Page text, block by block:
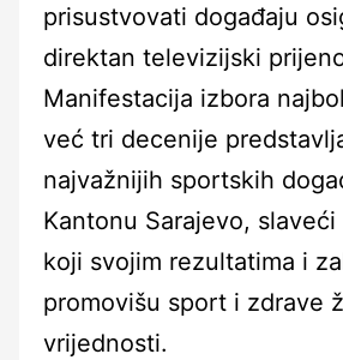
prisustvovati događaju
direktan televizijski
Manifestacija izbora
već tri decenije
najvažnijih sportskih
Kantonu Sarajevo,
koji svojim rezultatima i
promovišu sport i zdrave
vrijednosti.